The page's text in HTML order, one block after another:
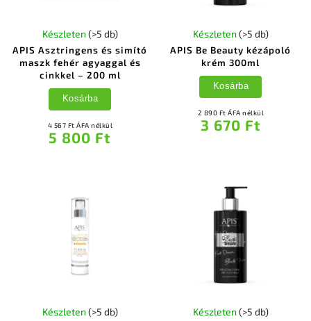
APIS Asztringens és simító
maszk fehér agyaggal és
cinkkel – 200 ml
Készleten (>5 db)
4 567 Ft ÁFA nélkül
5 800 Ft
Kosárba
APIS Be Beauty kézápoló
krém 300ml
Készleten (>5 db)
2 890 Ft ÁFA nélkül
3 670 Ft
Kosárba
Készleten (>5 db) Készleten (>5 db)